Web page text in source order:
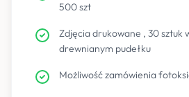
500 szt
Zdjęcia drukowane , 30 sztuk
drewnianym pudełku
Możliwość zamówienia